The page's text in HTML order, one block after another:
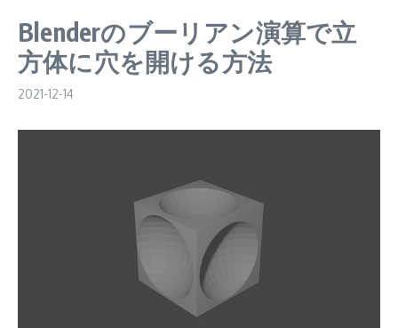
Blenderのブーリアン演算で立
方体に穴を開ける方法
2021-12-14